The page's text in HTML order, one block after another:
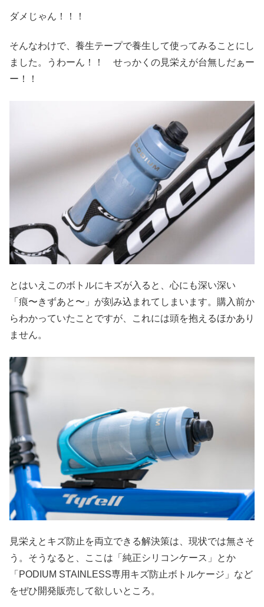
ダメじゃん！！！
そんなわけで、養生テープで養生して使ってみることにし
ました。うわーん！！ せっかくの見栄えが台無しだぁー
ー！！
とはいえこのボトルにキズが入ると、心にも深い深い
「痕〜きずあと〜」が刻み込まれてしまいます。購入前か
らわかっていたことですが、これには頭を抱えるほかあり
ません。
見栄えとキズ防止を両立できる解決策は、現状では無さそ
う。そうなると、ここは「純正シリコンケース」とか
「PODIUM STAINLESS専用キズ防止ボトルケージ」など
をぜひ開発販売して欲しいところ。